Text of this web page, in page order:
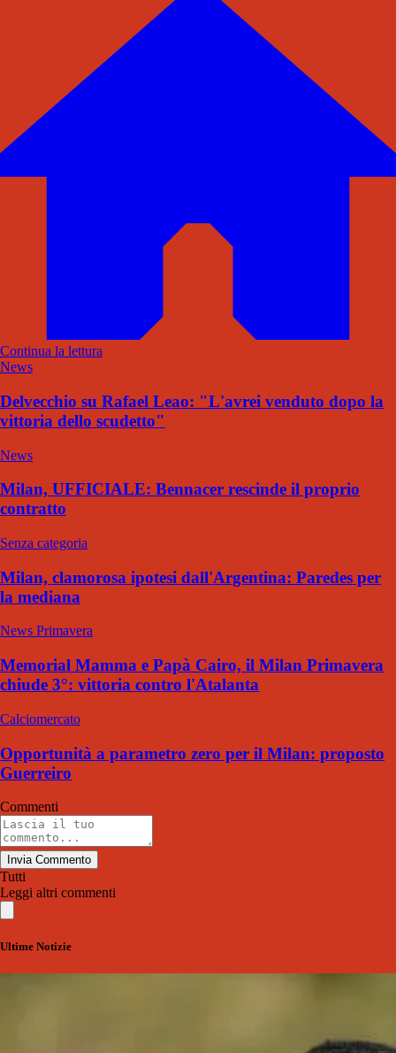
Continua la lettura
News
Delvecchio su Rafael Leao: "L'avrei venduto dopo la
vittoria dello scudetto"
News
Milan, UFFICIALE: Bennacer rescinde il proprio
contratto
Senza categoria
Milan, clamorosa ipotesi dall'Argentina: Paredes per
la mediana
News Primavera
Memorial Mamma e Papà Cairo, il Milan Primavera
chiude 3°: vittoria contro l'Atalanta
Calciomercato
Opportunità a parametro zero per il Milan: proposto
Guerreiro
Commenti
Invia Commento
Tutti
Leggi altri commenti
Ultime Notizie